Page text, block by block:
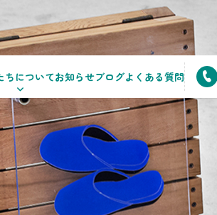
ちについてお知らせブログよくある質問